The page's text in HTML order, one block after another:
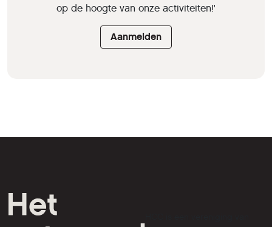
op de hoogte van onze activiteiten!'
Aanmelden